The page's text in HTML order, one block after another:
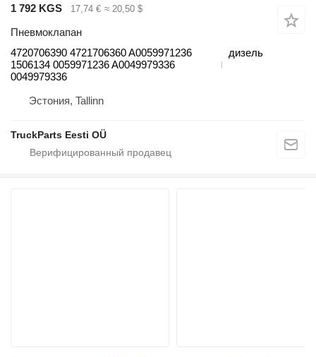
1 792 KGS 17,74 € ≈ 20,50 $
Пневмоклапан
4720706390 4721706360 A0059971236
1506134 0059971236 A0049979336
0049979336
дизель
Эстония, Tallinn
TruckParts Eesti OÜ